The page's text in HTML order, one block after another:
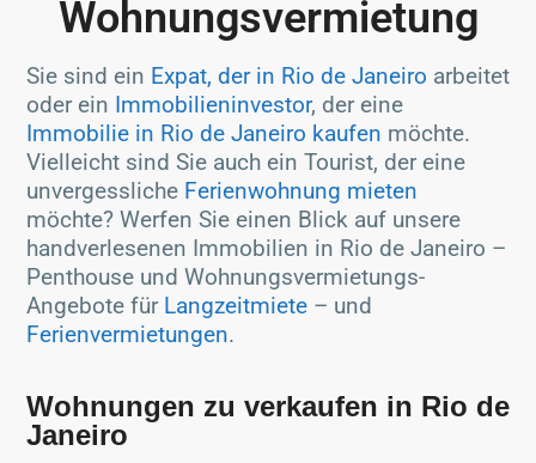
Wohnungsvermietung
Sie sind ein Expat, der in Rio de Janeiro arbeitet
oder ein Immobilieninvestor, der eine
Immobilie in Rio de Janeiro kaufen möchte.
Vielleicht sind Sie auch ein Tourist, der eine
unvergessliche Ferienwohnung mieten
möchte? Werfen Sie einen Blick auf unsere
handverlesenen Immobilien in Rio de Janeiro –
Penthouse und Wohnungsvermietungs-
Angebote für Langzeitmiete – und
Ferienvermietungen.
Wohnungen zu verkaufen in Rio de
Janeiro